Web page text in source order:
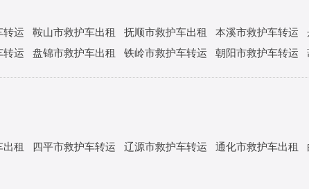
转运 鞍山市救护车出租 抚顺市救护车出租 本溪市救护车转运
转运 盘锦市救护车出租 铁岭市救护车转运 朝阳市救护车转运
出租 四平市救护车转运 辽源市救护车转运 通化市救护车出租